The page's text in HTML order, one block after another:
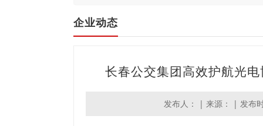
企业动态
长春公交集团高效护航光
发布人： | 来源： | 发布